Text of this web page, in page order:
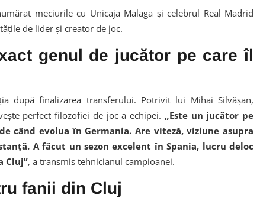
meciurile cu Unicaja Malaga și celebrul Real Madrid
de lider și creator de joc.
genul de jucător pe care îl
după finalizarea transferului. Potrivit lui Mihai Silvășan,
perfect filozofiei de joc a echipei. „Este un jucător pe
când evolua în Germania. Are viteză, viziune asupra
A făcut un sezon excelent în Spania, lucru deloc
Cluj”, a transmis tehnicianul campioanei.
fanii din Cluj